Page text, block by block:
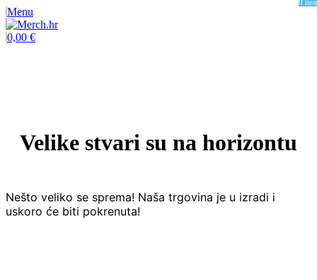
Menu
0
0,00 €
Velike stvari su na horizontu
Nešto veliko se sprema! Naša trgovina je u izradi i
uskoro će biti pokrenuta!